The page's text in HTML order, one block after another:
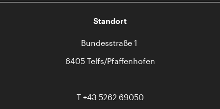
Standort
Bundesstraße 1
6405 Telfs/Pfaffenhofen
T +43 5262 69050